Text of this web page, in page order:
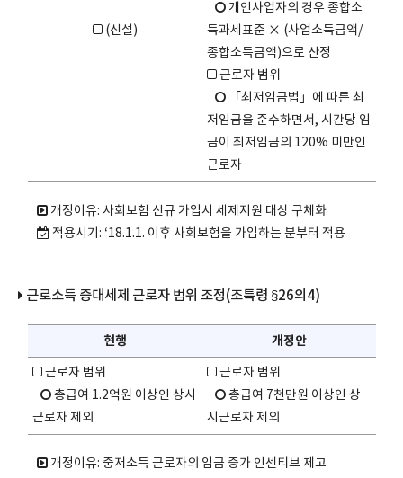
(신설)
개인사업자의 경우 종합소
득과세표준 × (사업소득금액/
종합소득금액)으로 산정
근로자 범위
「최저임금법」에 따른 최
저임금을 준수하면서, 시간당 임
금이 최저임금의 120% 미만인
근로자
개정이유: 사회보험 신규 가입시 세제지원 대상 구체화
적용시기: ‘18.1.1. 이후 사회보험을 가입하는 분부터 적용
근로소득 증대세제 근로자 범위 조정(조특령 §26의4)
현행 개정안
근로자 범위
총급여 1.2억원 이상인 상시
근로자 제외
근로자 범위
총급여 7천만원 이상인 상
시근로자 제외
개정이유: 중저소득 근로자의 임금 증가 인센티브 제고